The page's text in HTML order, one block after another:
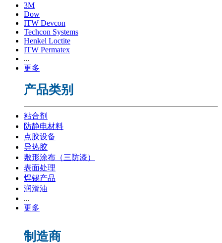
3M
Dow
ITW Devcon
Techcon Systems
Henkel Loctite
ITW Permatex
...
更多
产品类别
粘合剂
防静电材料
点胶设备
导热胶
敷形涂布（三防漆）
表面处理
焊锡产品
润滑油
...
更多
制造商